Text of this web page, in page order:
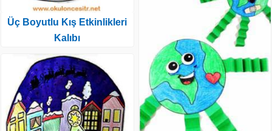
Üç Boyutlu Kış Etkinlikleri
Kalıbı